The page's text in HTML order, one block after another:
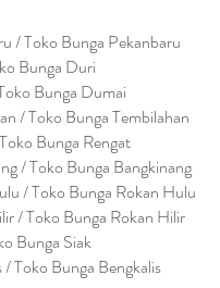
/ Toko Bunga Pekanbaru
Bunga Duri
Bunga Dumai
/ Toko Bunga Tembilahan
Bunga Rengat
/ Toko Bunga Bangkinang
/ Toko Bunga Rokan Hulu
/ Toko Bunga Rokan Hilir
Bunga Siak
Toko Bunga Bengkalis